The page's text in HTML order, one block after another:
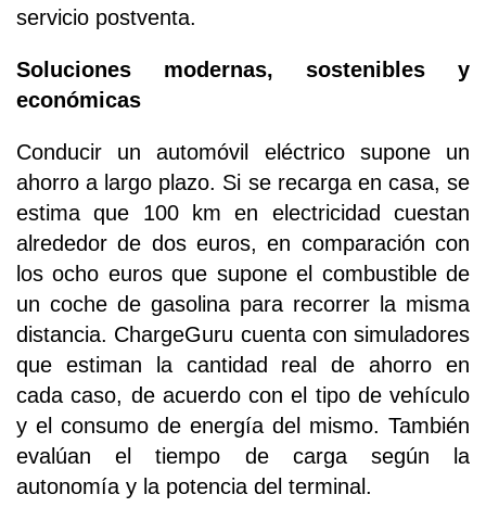
servicio postventa.
Soluciones modernas, sostenibles y
económicas
Conducir un automóvil eléctrico supone un
ahorro a largo plazo. Si se recarga en casa, se
estima que 100 km en electricidad cuestan
alrededor de dos euros, en comparación con
los ocho euros que supone el combustible de
un coche de gasolina para recorrer la misma
distancia. ChargeGuru cuenta con simuladores
que estiman la cantidad real de ahorro en
cada caso, de acuerdo con el tipo de vehículo
y el consumo de energía del mismo. También
evalúan el tiempo de carga según la
autonomía y la potencia del terminal.